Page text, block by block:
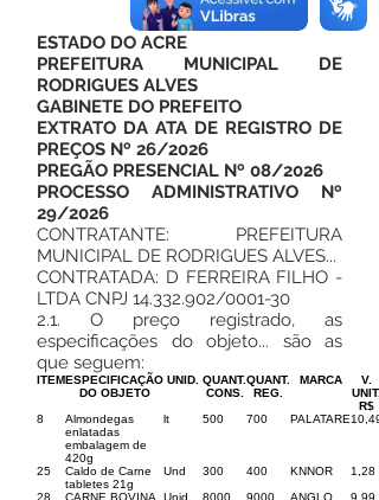
ESTADO DO ACRE
PREFEITURA MUNICIPAL DE
RODRIGUES ALVES
GABINETE DO PREFEITO
EXTRATO DA ATA DE REGISTRO DE
PREÇOS Nº 26/2026
PREGÃO PRESENCIAL Nº 08/2026
PROCESSO ADMINISTRATIVO Nº
29/2026
CONTRATANTE: PREFEITURA
MUNICIPAL DE RODRIGUES ALVES...
CONTRATADA: D FERREIRA FILHO -
LTDA CNPJ 14.332.902/0001-30
2.1. O preço registrado, as
especificações do objeto... são as
que seguem:
ITEMESPECIFICAÇÃO
DO OBJETO
UNID. QUANT.
CONS.
QUANT.
REG.
MARCA
V.
UNIT.
R$
8
Almondegas
enlatadas
embalagem de
420g
lt 500 700 PALATARE10,49
25
Caldo de Carne
tabletes 21g
Und 300 400 KNNOR
1,28
28
CARNE BOVINA
Unid. 8000 9000 ANGLO 9,99